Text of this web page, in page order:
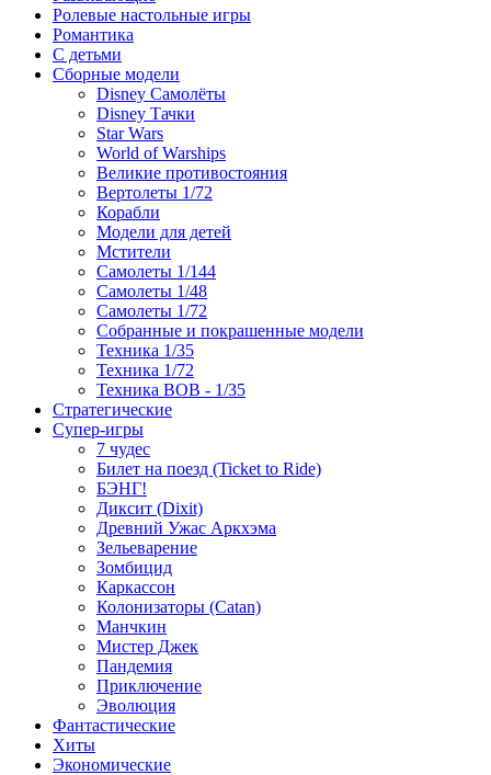
Ролевые настольные игры
Романтика
С детьми
Сборные модели
Disney Самолёты
Disney Тачки
Star Wars
World of Warships
Великие противостояния
Вертолеты 1/72
Корабли
Модели для детей
Мстители
Самолеты 1/144
Самолеты 1/48
Самолеты 1/72
Собранные и покрашенные модели
Техника 1/35
Техника 1/72
Техника ВОВ - 1/35
Стратегические
Супер-игры
7 чудес
Билет на поезд (Ticket to Ride)
БЭНГ!
Диксит (Dixit)
Древний Ужас Аркхэма
Зельеварение
Зомбицид
Каркассон
Колонизаторы (Catan)
Манчкин
Мистер Джек
Пандемия
Приключение
Эволюция
Фантастические
Хиты
Экономические